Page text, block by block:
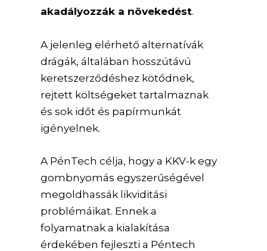
akadályozzák a növekedést.
A jelenleg elérhető alternatívák
drágák, általában hosszútávú
keretszerződéshez kötődnek,
rejtett költségeket tartalmaznak
és sok időt és papírmunkát
igényelnek.
A PénTech célja, hogy a KKV-k egy
gombnyomás egyszerűségével
megoldhassák likviditási
problémáikat. Ennek a
folyamatnak a kialakítása
érdekében fejleszti a Péntech